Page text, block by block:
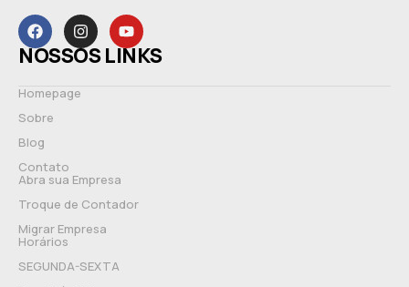
NOSSOS LINKS
Homepage
Sobre
Blog
Contato
Abra sua Empresa
Troque de Contador
Migrar Empresa
Horários
SEGUNDA-SEXTA